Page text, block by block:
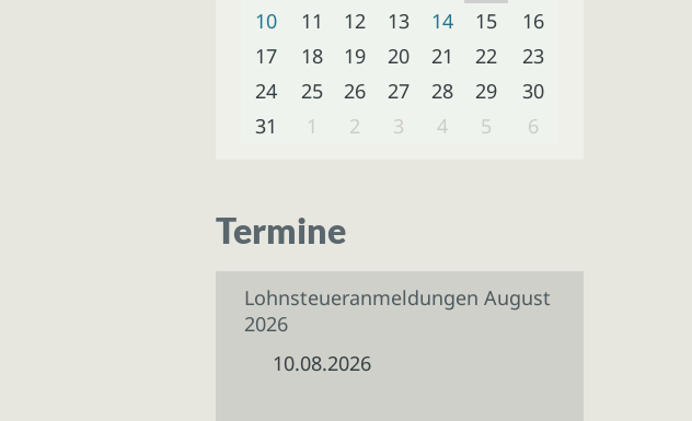
10
11 12 13 14 15
16
17
18 19 20 21 22
23
24
25 26 27 28 29
30
31
1 2 3 4 5 6
Termine
Lohnsteueranmeldungen August
2026
10.08.2026